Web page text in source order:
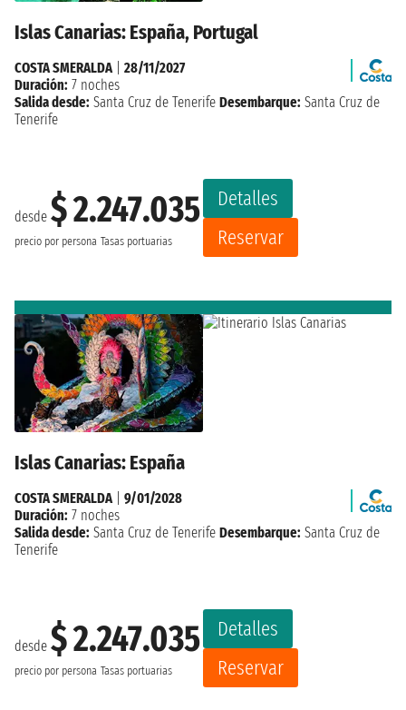
Islas Canarias: España, Portugal
desde $ 2.247.035
precio por persona Tasas portuarias
Detalles
Reservar
COSTA SMERALDA| 28/11/2027
Duración: 7 noches
Salida desde: Santa Cruz de Tenerife Desembarque: Santa Cruz de
Tenerife
Islas Canarias: España
desde $ 2.247.035
precio por persona Tasas portuarias
Detalles
Reservar
COSTA SMERALDA
9/01/2028
Duración: 7 noches
Salida desde: Santa Cruz de Tenerife Desembarque: Santa Cruz de
Tenerife